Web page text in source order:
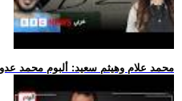
.. محمد علام وهيثم سعيد: ألبوم محمد